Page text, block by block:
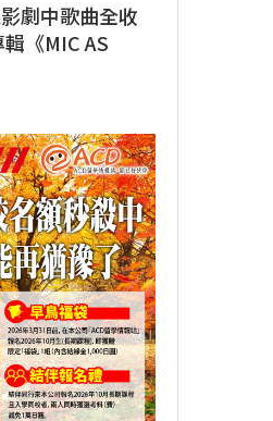
劇中歌曲全收
《MIC AS